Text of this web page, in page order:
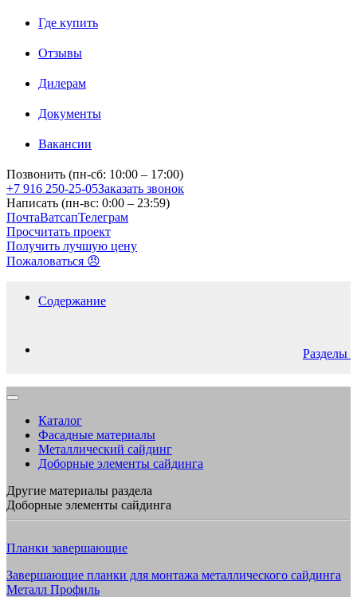
Где купить
Отзывы
Дилерам
Документы
Вакансии
Позвонить (пн-сб: 10:00 – 17:00)
+7 916 250-25-05Заказать звонок
Написать (пн-вс: 0:00 – 23:59)
ПочтаВатсапТелеграм
Просчитать проект
Получить лучшую цену
Пожаловаться 😠
Содержание
Разделы
Каталог
Фасадные материалы
Металлический сайдинг
Доборные элементы сайдинга
Другие материалы раздела
Доборные элементы сайдинга
Планки завершающие
Завершающие планки для монтажа металлического сайдинга
Металл Профиль